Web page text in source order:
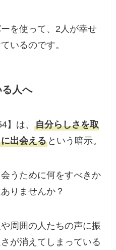
を使って、2人が幸せ
いるのです。
人へ
】は、自分らしさを取
出会える という暗示。
うために何をすべきか
りませんか？
周囲の人たちの声に振
が消えてしまっている